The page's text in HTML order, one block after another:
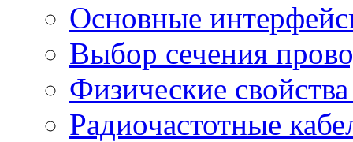
Основные
Выбор сечения
Физические
Радиочастотные